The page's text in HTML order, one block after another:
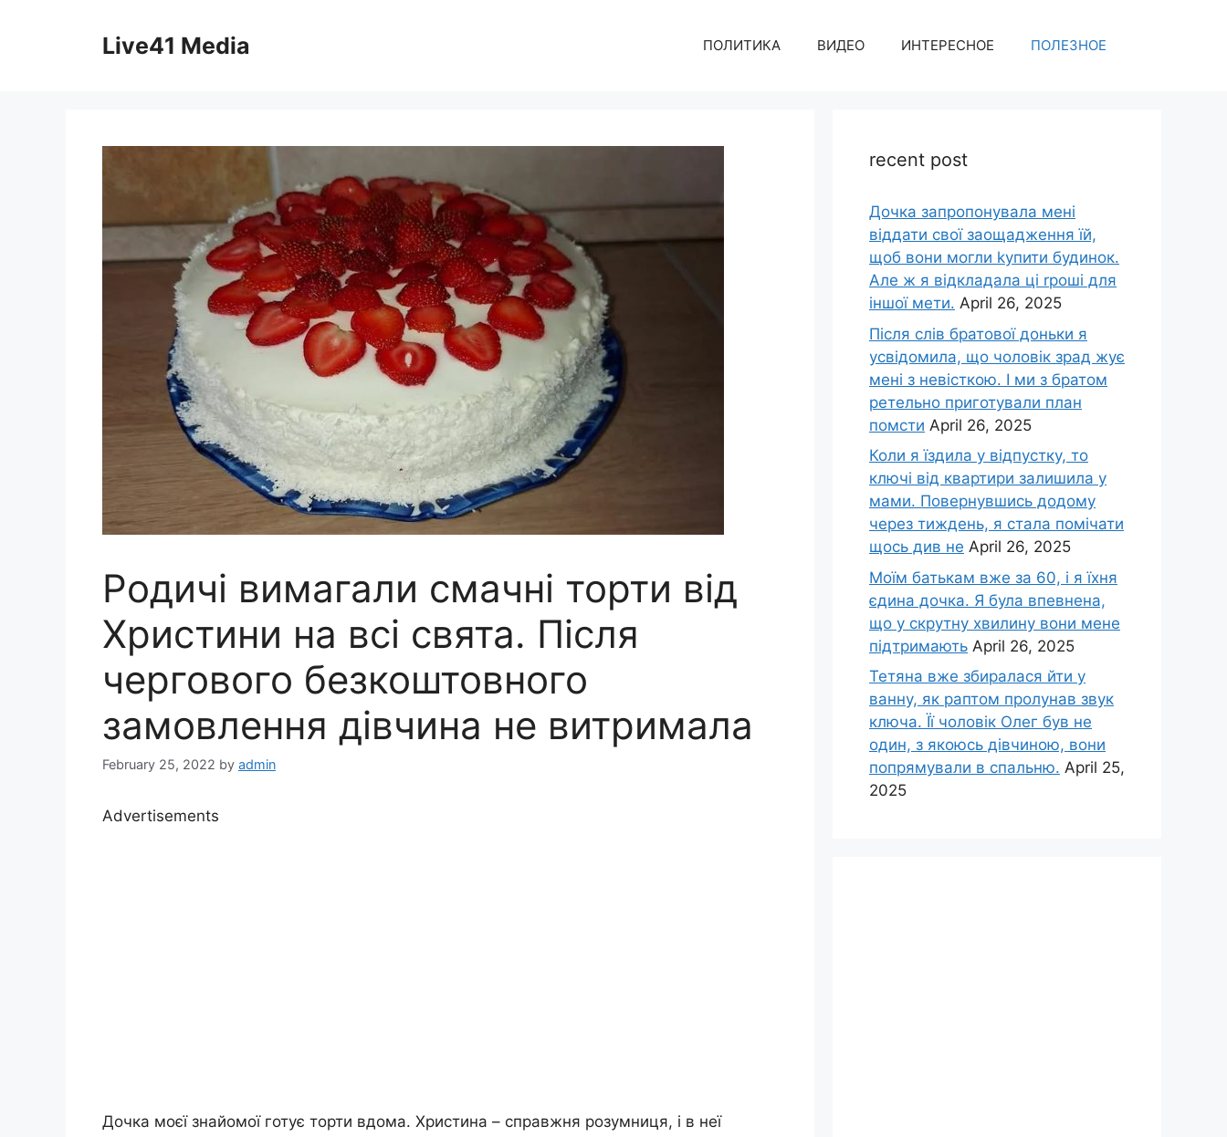
Live41 Media ПОЛИТИКА ВИДЕО ИНТЕРЕСНОЕ ПОЛЕЗНОЕ
Родичі вимагали смачні торти від
Христини на всі свята. Після
чергового безкоштовного
замовлення дівчина не витримала
February 25, 2022 by admin
Advertisements
Дочка моєї знайомої готує торти вдома. Христина – справжня розумниця, і в неї
recent post
Дочка запpопонувала мені
віддати свої заощадження їй,
щоб вони могли kупити будинок.
Але ж я відкладала ці rроші для
іншої мети. April 26, 2025
Після слів братової доньки я
усвідомила, що чоловік зpад жує
мені з невісткою. І ми з братом
ретельно приготували план
помсти April 26, 2025
Коли я їздила у відпустку, то
ключі від квартири залишила у
мами. Повернувшись додому
через тиждень, я стала помічати
щось див не April 26, 2025
Моїм батькам вже за 60, і я їхня
єдина дочка. Я була впевнена,
що у скрутну хвилину вони мене
підтримають April 26, 2025
Тетяна вже збиралася йти у
ванну, як раптом пролунав звук
ключа. Її чоловік Олег був не
один, з якоюсь дівчиною, вони
попрямували в спальню. April 25,
2025